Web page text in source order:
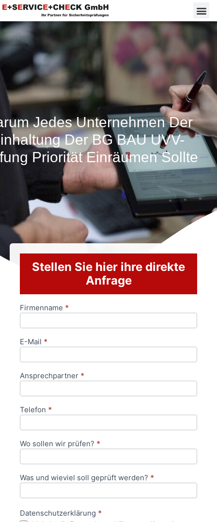
Jedes Unternehmen Der
Der BG BAU UVV-
Priorität Einräumen Sollte
Stellen Sie hier ihre direkte
Anfrage
Anfrageformular
Firmenname *
E-Mail *
Ansprechpartner *
Telefon *
Wo sollen wir prüfen? *
Was und wieviel soll geprüft werden? *
Datenschutzerklärung *